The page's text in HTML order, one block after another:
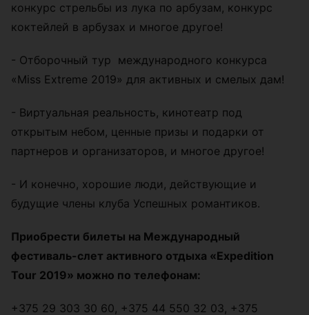
конкурс стрельбы из лука по арбузам, конкурс
коктейлей в арбузах и многое другое!
- Отборочный тур международного конкурса
«Miss Extreme 2019» для активных и смелых дам!
- Виртуальная реальность, кинотеатр под
открытым небом, ценные призы и подарки от
партнеров и организаторов, и многое другое!
- И конечно, хорошие люди, действующие и
будущие члены клуба Успешных романтиков.
Приобрести билеты на Международный
фестиваль-слет активного отдыха «Expedition
Tour 2019» можно по телефонам:
+375 29 303 30 60, +375 44 550 32 03, +375